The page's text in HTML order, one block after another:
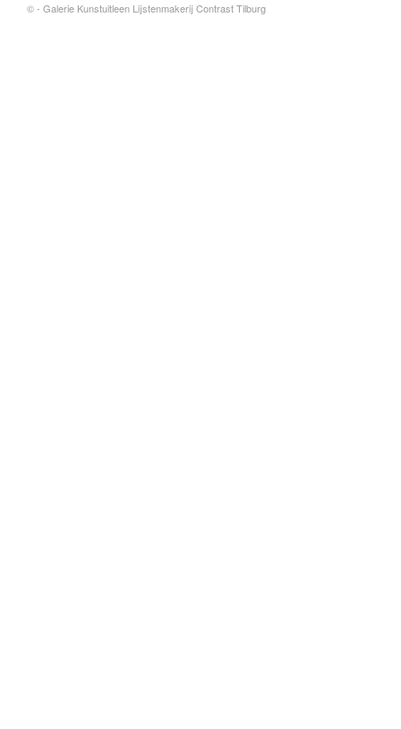
© - Galerie Kunstuitleen Lijstenmakerij Contrast Tilburg